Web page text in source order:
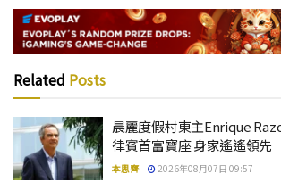
Related Posts
晨麗度假村東主Enrique
律賓首富寶座 身家遙遙領先
本思齊 2026年08月07日 09:57